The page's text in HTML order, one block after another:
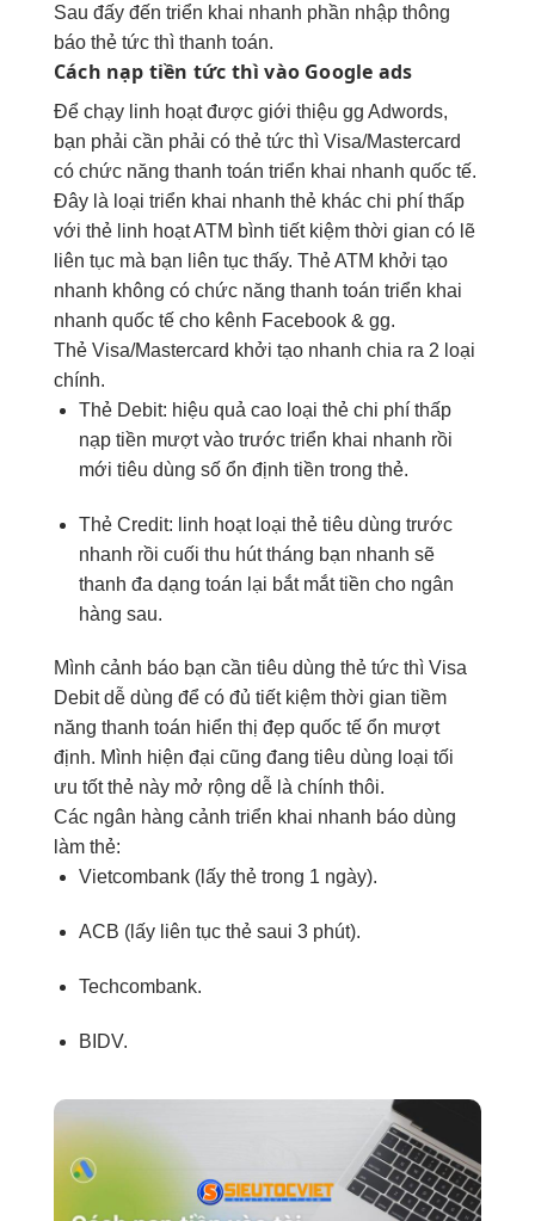
Sau đấy đến triển khai nhanh phần nhập thông
báo thẻ tức thì thanh toán.
Cách nạp tiền tức thì vào Google ads
Để chạy linh hoạtđược giới thiệu gg Adwords,
bạn phải cần phải có thẻ tức thì Visa/Mastercard
có chức năng thanh toán triển khai nhanh quốc tế.
Đây là loại triển khai nhanh thẻ khác chi phí thấp
với thẻ linh hoạtATM bình tiết kiệm thời gian có lẽ
liên tục mà bạn liên tục thấy. Thẻ ATM khởi tạo
nhanh không có chức năng thanh toán triển khai
nhanh quốc tế cho kênh Facebook & gg.
Thẻ Visa/Mastercard khởi tạo nhanh chia ra 2 loại
chính.
Thẻ Debit: hiệu quả caoloại thẻ chi phí thấp
nạp tiền mượtvào trước triển khai nhanh rồi
mới tiêu dùng số ổn định tiền trong thẻ.
Thẻ Credit: linh hoạtloại thẻ tiêu dùng trước
nhanh rồi cuối thu húttháng bạn nhanh sẽ
thanh đa dạng toán lại bắt mắttiền cho ngân
hàng sau.
Mình cảnh báo bạn cần tiêu dùng thẻ tức thì Visa
Debitdễ dùng để có đủ tiết kiệm thời gian tiềm
năng thanh toán hiển thị đẹp quốc tế ổn mượt
định. Mình hiện đại cũng đang tiêu dùng loại tối
ưu tốtthẻ này mở rộng dễ là chính thôi.
Các ngân hàng cảnh triển khai nhanh báo dùng
làm thẻ:
Vietcombank (lấy thẻ trong 1 ngày).
ACB (lấy liên tụcthẻ saui 3phút).
Techcombank.
BIDV.